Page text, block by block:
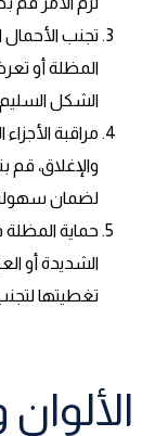
تجنب الأحمال
المظلة أو
الشكل السليم
مراقبة
والإغلاق،
لضمان سهولة
حماية المظلة
الشديدة أو
تغطيتها